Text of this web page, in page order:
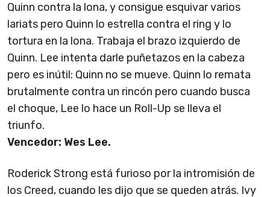
Quinn contra la lona, y consigue esquivar varios
lariats pero Quinn lo estrella contra el ring y lo
tortura en la lona. Trabaja el brazo izquierdo de
Quinn. Lee intenta darle puñetazos en la cabeza
pero es inútil: Quinn no se mueve. Quinn lo remata
brutalmente contra un rincón pero cuando busca
el choque, Lee lo hace un Roll-Up se lleva el
triunfo.
Vencedor: Wes Lee.
Roderick Strong está furioso por la intromisión de
los Creed, cuando les dijo que se queden atrás. Ivy